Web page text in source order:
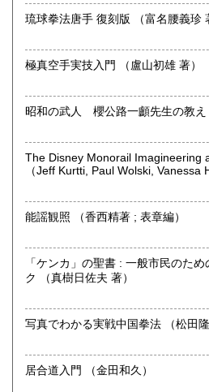
沿線名：都営新宿・三田線 営団半
最寄駅：神保町駅徒歩1分
定休日：年末年始
・能楽、武道書、料理書、美術書
・能楽に関連する小道具等も査定
(レコードは買い取りしておりませ
取り扱い分野
歴史、美術工芸、古典籍、近代文
琉球拳法唐手 復刻版 （富名腰義
極真空手実技入門 （盧山初雄 著）
The Disney Monorail Imagineering
（Jeff Kurtti, Paul Wolski, Vanessa
能謡観照 （香西精著 ; 表章編）
「ケンカ」の聖書 : 一般市民のた
ク （真樹日佐夫 著）
写真でわかる実戦中
居合道入門 （金田和久）